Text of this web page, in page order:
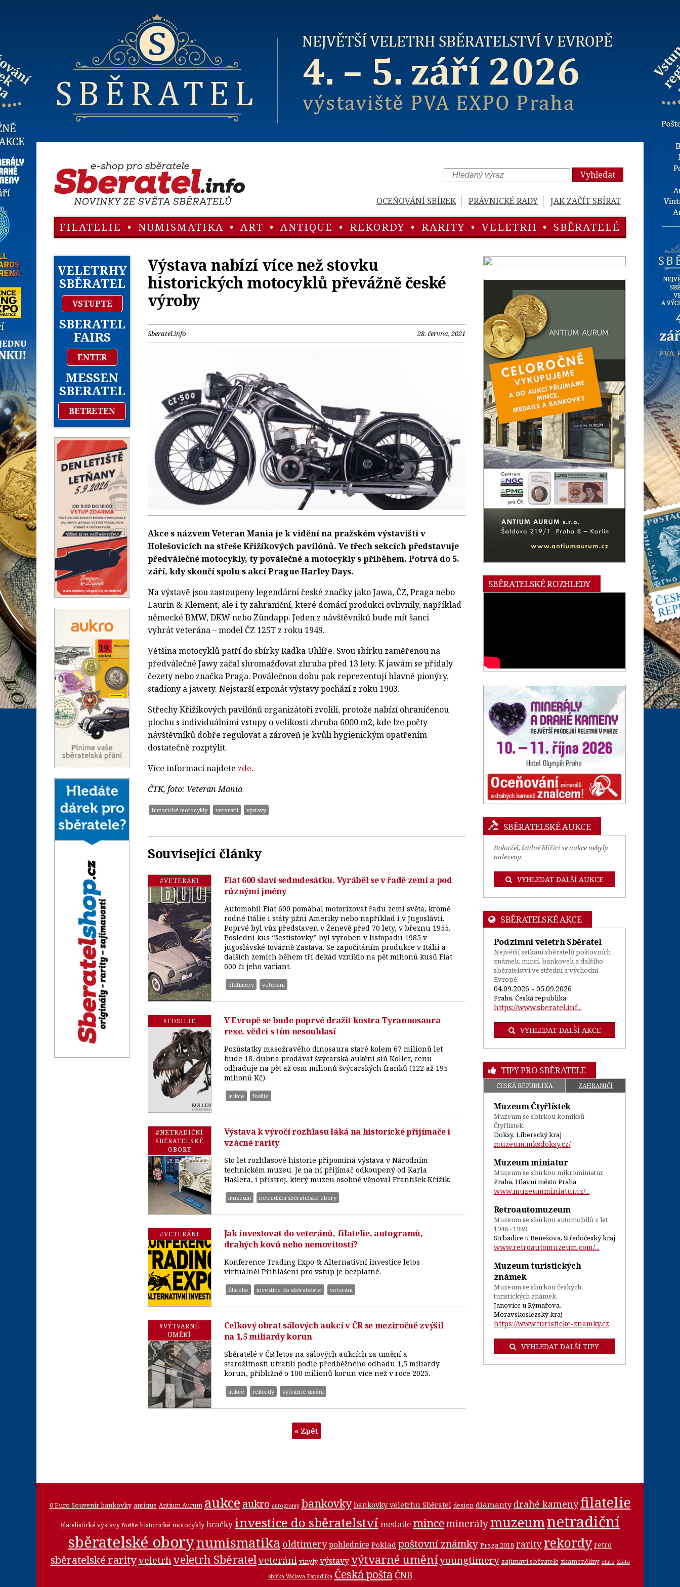
Vyhledat
OCEŇOVÁNÍ SBÍREK PRÁVNICKÉ RADY JAK ZAČÍT SBÍRAT
FILATELIE • NUMISMATIKA • ART • ANTIQUE • REKORDY • RARITY • VELETRH • SBĚRATELÉ
VELETRHY
SBĚRATEL
VSTUPTE
SBERATEL
FAIRS
ENTER
MESSEN
SBERATEL
BETRETEN
Výstava nabízí více než stovku
historických motocyklů převážně české
výroby
Sberatel.info 28. června, 2021
Akce s názvem Veteran Mania je k vidění na pražském výstavišti v
Holešovicích na střeše Křižíkových pavilónů. Ve třech sekcích představuje
předválečné motocykly, ty poválečné a motocykly s příběhem. Potrvá do 5.
září, kdy skončí spolu s akcí Prague Harley Days.
Na výstavě jsou zastoupeny legendární české značky jako Jawa, ČZ, Praga nebo
Laurin & Klement, ale i ty zahraniční, které domácí produkci ovlivnily, například
německé BMW, DKW nebo Zündapp. Jeden z návštěvníků bude mít šanci
vyhrát veterána – model ČZ 125T z roku 1949.
Většina motocyklů patří do sbírky Radka Uhlíře. Svou sbírku zaměřenou na
předválečné Jawy začal shromažďovat zhruba před 13 lety. K jawám se přidaly
čezety nebo značka Praga. Poválečnou dobu pak reprezentují hlavně pionýry,
stadiony a jawety. Nejstarší exponát výstavy pochází z roku 1903.
Střechy Křižíkových pavilónů organizátoři zvolili, protože nabízí ohraničenou
plochu s individuálními vstupy o velikosti zhruba 6000 m2, kde lze počty
návštěvníků dobře regulovat a zároveň je kvůli hygienickým opatřením
dostatečně rozptýlit.
Více informací najdete zde.
ČTK, foto: Veteran Mania
historické motocykly veteráni výstavy
Související články
#VETERÁNI
Fiat 600 slaví sedmdesátku. Vyráběl se v řadě zemí a pod
různými jmény
Automobil Fiat 600 pomáhal motorizovat řadu zemí světa, kromě
rodné Itálie i státy jižní Ameriky nebo například i v Jugoslávii.
Poprvé byl vůz představen v Ženevě před 70 lety, v březnu 1955.
Poslední kus “šestistovky” byl vyroben v listopadu 1985 v
jugoslávské továrně Zastava. Se započítáním produkce v Itálii a
dalších zemích během tří dekád vzniklo na pět milionů kusů Fiat
600 či jeho variant.
oldtimery veteráni
#FOSILIE
V Evropě se bude poprvé dražit kostra Tyrannosaura
rexe, vědci s tím nesouhlasí
Pozůstatky masožravého dinosaura staré kolem 67 milionů let
bude 18. dubna prodávat švýcarská aukční síň Koller, cenu
odhaduje na pět až osm milionů švýcarských franků (122 až 195
milionů Kč).
aukce fosilie
#NETRADIČNÍ
SBĚRATELSKÉ
OBORY
Výstava k výročí rozhlasu láká na historické přijímače i
vzácné rarity
Sto let rozhlasové historie připomíná výstava v Národním
technickém muzeu. Je na ní přijímač odkoupený od Karla
Hašlera, i přístroj, který muzeu osobně věnoval František Křižík.
muzeum netradiční sběratelské obory
#VETERÁNI
Jak investovat do veteránů, filatelie, autogramů,
drahých kovů nebo nemovitostí?
Konference Trading Expo & Alternativní investice letos
virtuálně! Přihlášení pro vstup je bezplatné.
filatelie investice do sběratelství veteráni
#VÝTVARNÉ
UMĚNÍ
Celkový obrat sálových aukcí v ČR se meziročně zvýšil
na 1,5 miliardy korun
Sběratelé v ČR letos na sálových aukcích za umění a
starožitnosti utratili podle předběžného odhadu 1,5 miliardy
korun, přibližně o 100 milionů korun více než v roce 2023.
aukce rekordy výtvarné umění
« Zpět
SBĚRATELSKÉ ROZHLEDY
SBĚRATELSKÉ AUKCE
Bohužel, žádné blížící se aukce nebyly
nalezeny.
VYHLEDAT DALŠÍ AUKCE
SBĚRATELSKÉ AKCE
Podzimní veletrh Sběratel
Největší setkání sběratelů poštovních
známek, mincí, bankovek a dalšího
sběratelstvi ve střední a východní
Evropě.
04.09.2026 - 05.09.2026
Praha, Česká republika
https://www.sberatel.inf...
VYHLEDAT DALŠÍ AKCE
TIPY PRO SBĚRATELE
ČESKÁ REPUBLIKA ZAHRANIČÍ
Muzeum Čtyřlístek
Muzeum se sbírkou komiksů
Čtyřlístek.
Doksy, Liberecký kraj
muzeum.mksdoksy.cz/
Muzeum miniatur
Muzeum se sbírkou mikrominiatur.
Praha, Hlavní město Praha
www.muzeumminiatur.cz/...
Retroautomuzeum
Muzeum se sbírkou automobilů z let
1948 - 1989.
Strbadice u Benešova, Středočeský kraj
www.retroautomuzeum.com/...
Muzeum turistických
známek
Muzeum se sbírkou českých
turistických známek.
Janovice u Rýmařova,
Moravskoslezský kraj
https://www.turisticke-znamky.cz/ic-muze...
VYHLEDAT DALŠÍ TIPY
0 Euro Souvenir bankovky antique Antium Aurum aukce aukro autogramy bankovky bankovky veletrhu Sběratel design diamanty drahé kamenyfilatelie
filatelistické výstavy fosilie historické motocykly hračky investice do sběratelství medaile minceminerálymuzeumnetradiční
sběratelské oborynumismatika oldtimerypohlednice Poklad poštovní známky Praga 2018 rarity rekordy retro
sběratelské rarityveletrhveletrh Sběratelveteráni vinyly výstavy výtvarné uměníyoungtimery zajímaví sběratelé zkameněliny zlato Zlatá
sbírka Václava Zapadlíka Česká pošta ČNB